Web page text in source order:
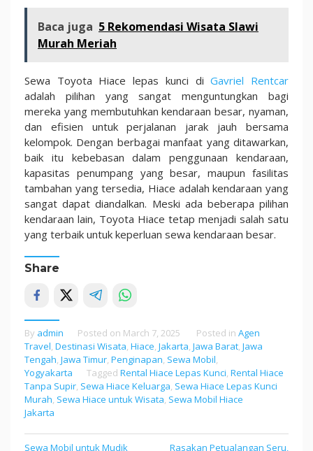
Baca juga 5 Rekomendasi Wisata Slawi
Murah Meriah
Sewa Toyota Hiace lepas kunci di Gavriel Rentcar
adalah pilihan yang sangat menguntungkan bagi
mereka yang membutuhkan kendaraan besar, nyaman,
dan efisien untuk perjalanan jarak jauh bersama
kelompok. Dengan berbagai manfaat yang ditawarkan,
baik itu kebebasan dalam penggunaan kendaraan,
kapasitas penumpang yang besar, maupun fasilitas
tambahan yang tersedia, Hiace adalah kendaraan yang
sangat dapat diandalkan. Meski ada beberapa pilihan
kendaraan lain, Toyota Hiace tetap menjadi salah satu
yang terbaik untuk keperluan sewa kendaraan besar.
Share
By admin Posted on March 7, 2025 Posted in Agen
Travel, Destinasi Wisata, Hiace, Jakarta, Jawa Barat, Jawa
Tengah, Jawa Timur, Penginapan, Sewa Mobil,
Yogyakarta
Tagged Rental Hiace Lepas Kunci, Rental Hiace
Tanpa Supir, Sewa Hiace Keluarga, Sewa Hiace Lepas Kunci
Murah, Sewa Hiace untuk Wisata, Sewa Mobil Hiace
Jakarta
Sewa Mobil untuk Mudik Rasakan Petualangan Seru,